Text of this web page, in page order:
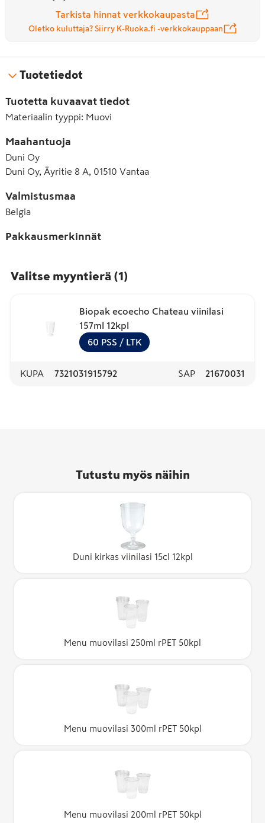
Tarkista hinnat verkkokaupasta
Oletko kuluttaja? Siirry K-Ruoka.fi -verkkokauppaan
Tuotetiedot
Tuotetta kuvaavat tiedot
Materiaalin tyyppi: Muovi
Maahantuoja
Duni Oy
Duni Oy, Äyritie 8 A, 01510 Vantaa
Valmistusmaa
Belgia
Pakkausmerkinnät
Valitse myyntierä (1)
Biopak ecoecho Chateau viinilasi
157ml 12kpl
60 PSS / LTK
KUPA 7321031915792 SAP 21670031
Tutustu myös näihin
Duni kirkas viinilasi 15cl 12kpl
Menu muovilasi 250ml rPET 50kpl
Menu muovilasi 300ml rPET 50kpl
Menu muovilasi 200ml rPET 50kpl